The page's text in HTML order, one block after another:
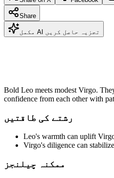
Share
مکمل AI تجزیہ حاصل کریں
Bold Leo meets modest Virgo.
confidence from each other with
رشتے کی طاقتیں
Leo's warmth can uplift
Virgo's diligence can
ممکنہ چیلنجز